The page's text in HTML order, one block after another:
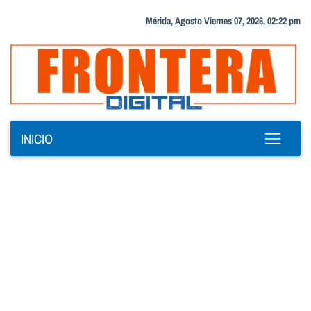
Mérida, Agosto Viernes 07, 2026, 02:22 pm
INICIO